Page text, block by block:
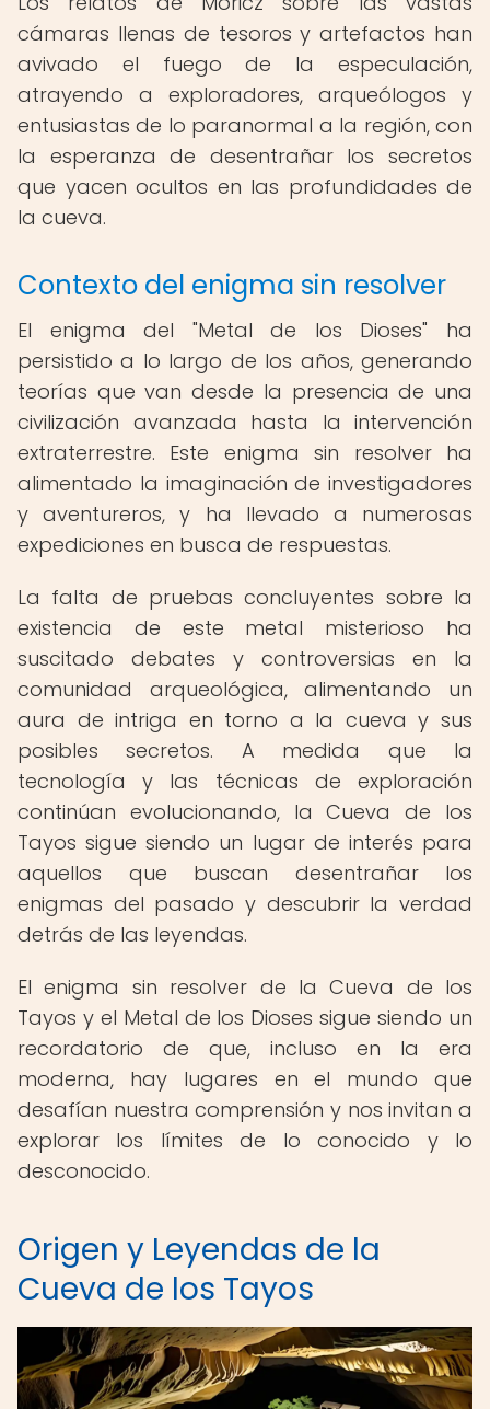
cámaras llenas de tesoros y artefactos han
avivado el fuego de la especulación,
atrayendo a exploradores, arqueólogos y
entusiastas de lo paranormal a la región, con
la esperanza de desentrañar los secretos
que yacen ocultos en las profundidades de
la cueva.
Contexto del enigma sin resolver
El enigma del "Metal de los Dioses" ha
persistido a lo largo de los años, generando
teorías que van desde la presencia de una
civilización avanzada hasta la intervención
extraterrestre. Este enigma sin resolver ha
alimentado la imaginación de investigadores
y aventureros, y ha llevado a numerosas
expediciones en busca de respuestas.
La falta de pruebas concluyentes sobre la
existencia de este metal misterioso ha
suscitado debates y controversias en la
comunidad arqueológica, alimentando un
aura de intriga en torno a la cueva y sus
posibles secretos. A medida que la
tecnología y las técnicas de exploración
continúan evolucionando, la Cueva de los
Tayos sigue siendo un lugar de interés para
aquellos que buscan desentrañar los
enigmas del pasado y descubrir la verdad
detrás de las leyendas.
El enigma sin resolver de la Cueva de los
Tayos y el Metal de los Dioses sigue siendo un
recordatorio de que, incluso en la era
moderna, hay lugares en el mundo que
desafían nuestra comprensión y nos invitan a
explorar los límites de lo conocido y lo
desconocido.
Origen y Leyendas de la
Cueva de los Tayos